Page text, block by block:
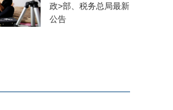
政>部、税务总局最新
公告